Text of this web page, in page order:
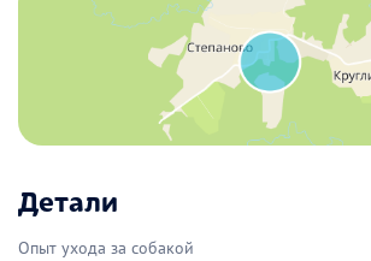
Детали
Опыт ухода за собакой